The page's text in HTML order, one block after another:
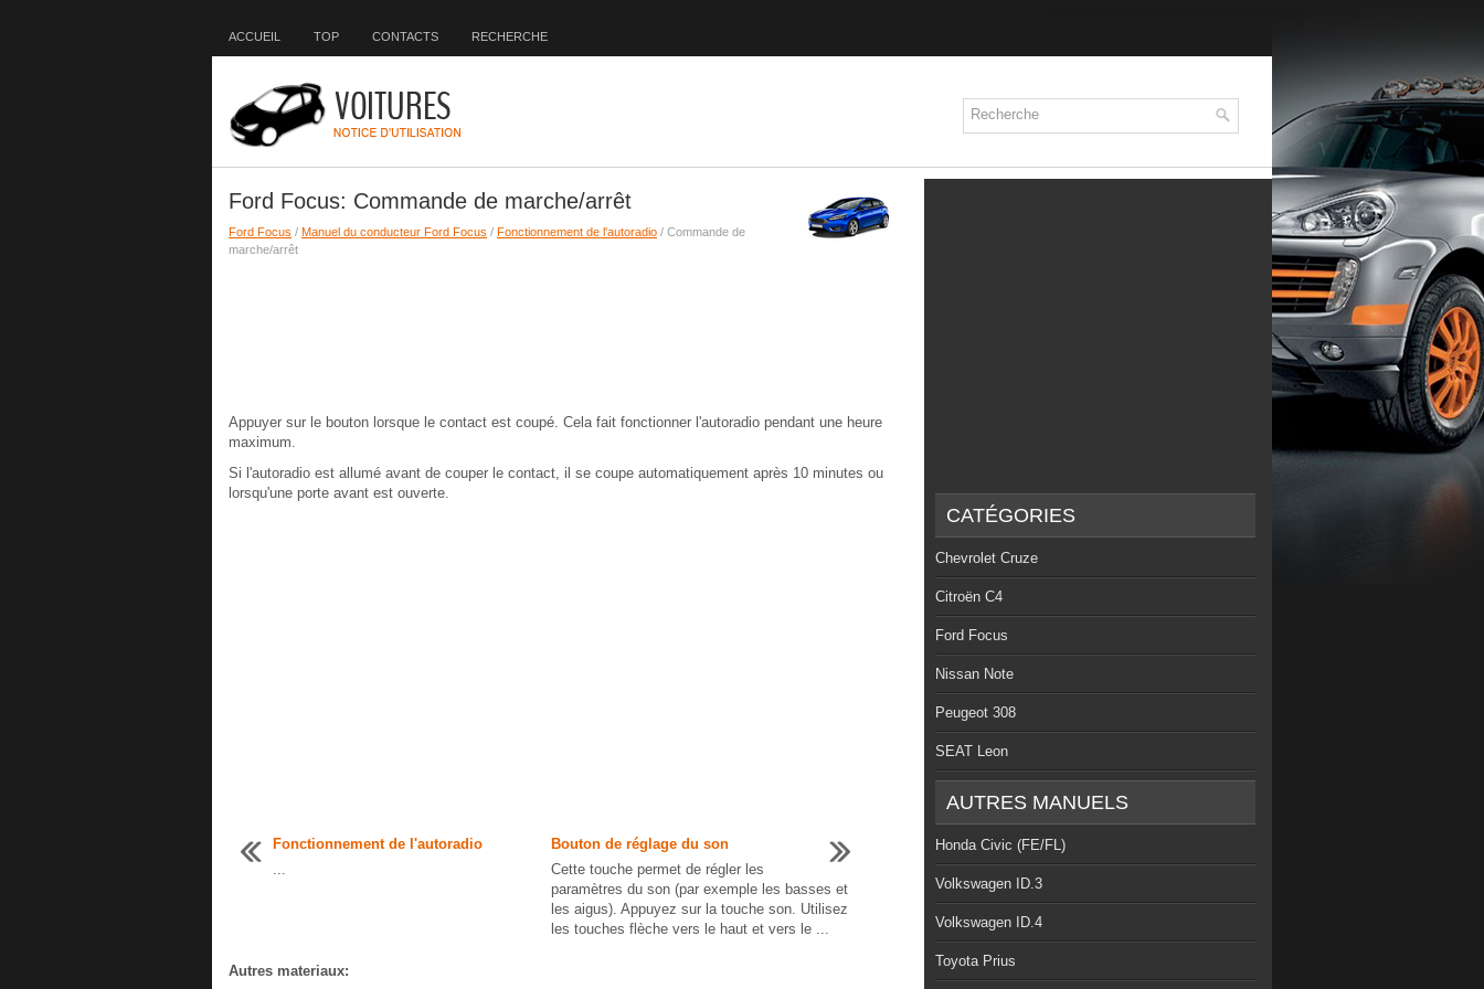
ACCUEIL TOP CONTACTS RECHERCHE
Ford Focus: Commande de marche/arrêt
Ford Focus / Manuel du conducteur Ford Focus / Fonctionnement de l'autoradio / Commande de
marche/arrêt
Appuyer sur le bouton lorsque le contact est coupé. Cela fait fonctionner l'autoradio pendant une heure
maximum.
Si l'autoradio est allumé avant de couper le contact, il se coupe automatiquement après 10 minutes ou
lorsqu'une porte avant est ouverte.
Fonctionnement de l'autoradio
...
Bouton de réglage du son
Cette touche permet de régler les
paramètres du son (par exemple les basses et
les aigus). Appuyez sur la touche son. Utilisez
les touches flèche vers le haut et vers le ...
Autres materiaux:
CATÉGORIES
Chevrolet Cruze
Citroën C4
Ford Focus
Nissan Note
Peugeot 308
SEAT Leon
AUTRES MANUELS
Honda Civic (FE/FL)
Volkswagen ID.3
Volkswagen ID.4
Toyota Prius